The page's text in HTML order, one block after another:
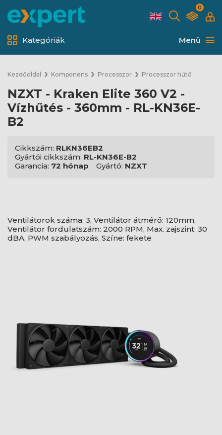
0
Menü
Kategóriák
Kezdőoldal Komponens Processzor Processzor hűtő
NZXT - Kraken Elite 360 V2 -
Vízhűtés - 360mm - RL-KN36E-
B2
Cikkszám: RLKN36EB2
Gyártói cikkszám: RL-KN36E-B2
Garancia: 72 hónap Gyártó: NZXT
Ventilátorok száma: 3, Ventilátor átmérő: 120mm,
Ventilátor fordulatszám: 2000 RPM, Max. zajszint: 30
dBA, PWM szabályozás, Színe: fekete